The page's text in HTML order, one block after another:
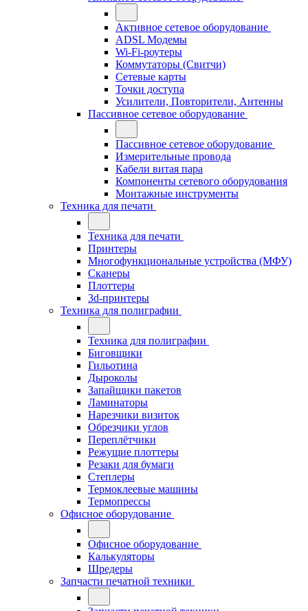
Активное сетевое оборудование
ADSL Модемы
Wi-Fi-роутеры
Коммутаторы (Свитчи)
Сетевые карты
Точки доступа
Усилители, Повторители, Антенны
Пассивное сетевое оборудование
Пассивное сетевое оборудование
Измерительные провода
Кабели витая пара
Компоненты сетевого оборудования
Монтажные инструменты
Техника для печати
Техника для печати
Принтеры
Многофункциональные устройства (МФУ)
Сканеры
Плоттеры
3d-принтеры
Техника для полиграфии
Техника для полиграфии
Биговщики
Гильотина
Дыроколы
Запайщики пакетов
Ламинаторы
Нарезчики визиток
Обрезчики углов
Переплётчики
Режущие плоттеры
Резаки для бумаги
Степлеры
Термоклеевые машины
Термопрессы
Офисное оборудование
Офисное оборудование
Калькуляторы
Шредеры
Запчасти печатной техники